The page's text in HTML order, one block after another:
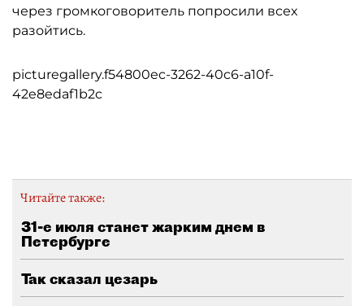
через громкоговоритель попросили всех
разойтись.
picturegallery.f54800ec-3262-40c6-a10f-
42e8edaf1b2c
Читайте также:
31-е июля станет жарким днем в
Петербурге
Так сказал цезарь